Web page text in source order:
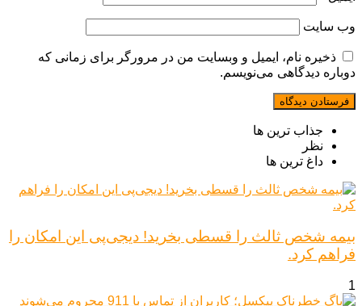
وب‌ سایت
ذخیره نام، ایمیل و وبسایت من در مرورگر برای زمانی که
دوباره دیدگاهی می‌نویسم.
جذاب ترین ها
نظر
داغ ترین ها
بیمه شخص ثالث را قسطی بخرید! دیجی‌پی این امکان را
فراهم کرد.
1